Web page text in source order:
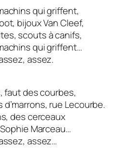
qui griffent,
bijoux Van Cleef,
scouts à canifs,
qui griffent…
assez.
faut des courbes,
d’marrons, rue Lecourbe.
des cerceaux
Marceau…
assez…